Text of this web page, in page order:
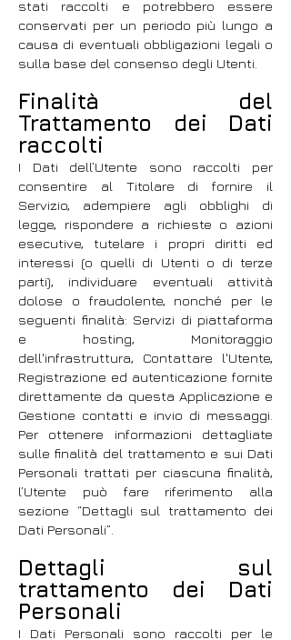
stati raccolti e potrebbero essere
conservati per un periodo più lungo a
causa di eventuali obbligazioni legali o
sulla base del consenso degli Utenti.
Finalità del
Trattamento dei Dati
raccolti
I Dati dell’Utente sono raccolti per
consentire al Titolare di fornire il
Servizio, adempiere agli obblighi di
legge, rispondere a richieste o azioni
esecutive, tutelare i propri diritti ed
interessi (o quelli di Utenti o di terze
parti), individuare eventuali attività
dolose o fraudolente, nonché per le
seguenti finalità: Servizi di piattaforma
e hosting, Monitoraggio
dell'infrastruttura, Contattare l'Utente,
Registrazione ed autenticazione fornite
direttamente da questa Applicazione e
Gestione contatti e invio di messaggi.
Per ottenere informazioni dettagliate
sulle finalità del trattamento e sui Dati
Personali trattati per ciascuna finalità,
l’Utente può fare riferimento alla
sezione “Dettagli sul trattamento dei
Dati Personali”.
Dettagli sul
trattamento dei Dati
Personali
I Dati Personali sono raccolti per le